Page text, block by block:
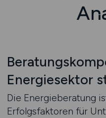
Energiesektor
Die Energieberatung
Erfolgsfaktoren für